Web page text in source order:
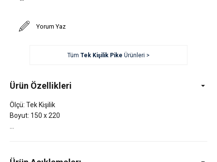
Yorum Yaz
Tüm Tek Kişilik Pike Ürünleri >
Ürün Özellikleri
Ölçü: Tek Kişilik
Boyut: 150 x 220